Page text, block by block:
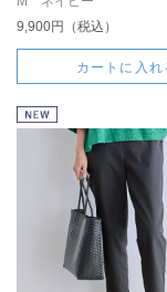
9,900円（税込）
カートに入れ